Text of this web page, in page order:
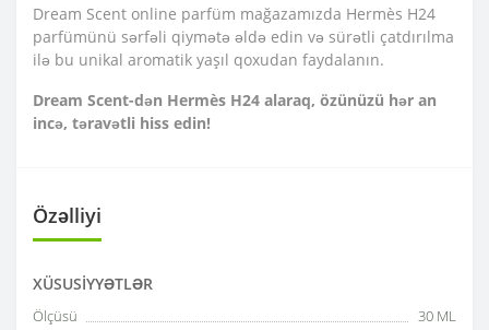
Dream Scent online parfüm mağazamızda Hermès H24
parfümünü sərfəli qiymətə əldə edin və sürətli çatdırılma
ilə bu unikal aromatik yaşıl qoxudan faydalanın.
Dream Scent-dən Hermès H24 alaraq, özünüzü hər an
incə, təravətli hiss edin!
Özəlliyi
XÜSUSIYYƏTLƏR
Ölçüsü
30 ML